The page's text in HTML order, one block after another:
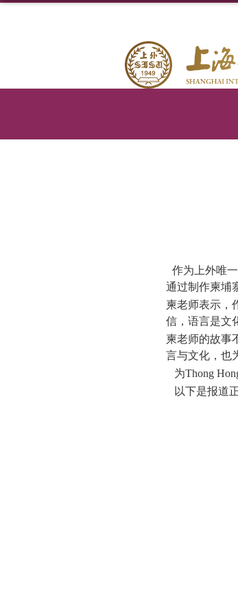
作为上外唯
通过制作柬埔
柬老师表示，
信，语言是文
柬老师的故事
言与文化，也
为Thong
以下是报道正